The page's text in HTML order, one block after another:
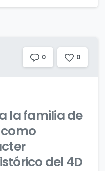
0 0
la familia de
del 4D